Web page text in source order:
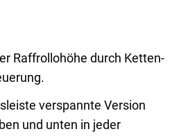
Raffrollohöhe durch Ketten-
verspannte Version
und unten in jeder